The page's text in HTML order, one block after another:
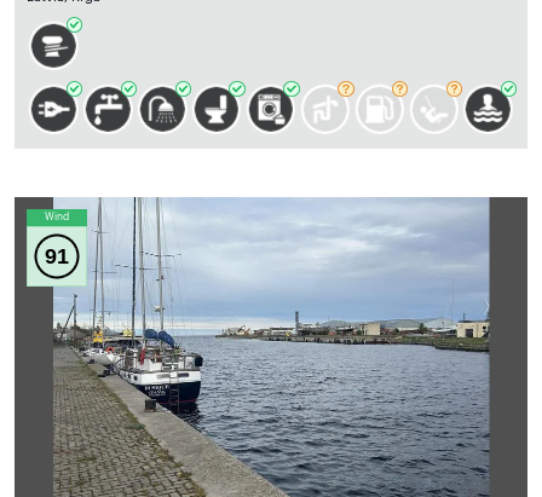
Wind
91